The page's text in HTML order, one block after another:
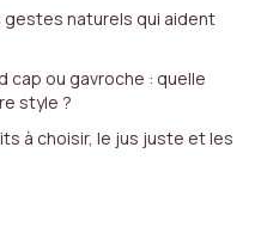
naturels qui aident
cap ou gavroche : quelle
style ?
à choisir, le jus juste et les